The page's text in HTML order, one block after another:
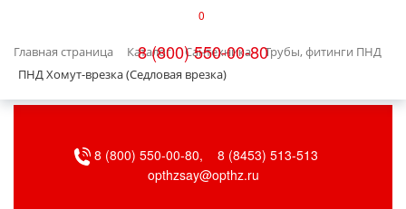
0
8 (800) 550-00-80
Главная страница Каталог Сантехника
Трубы, фитинги ПНД
ПНД Хомут-врезка (Седловая врезка)
БЫТОВАЯ ТЕХНИКА
ВЕНТИЛЯЦИЯ8 (800) 550-00-80,
8 (8453) 513-513
opthzsay@opthz.ru